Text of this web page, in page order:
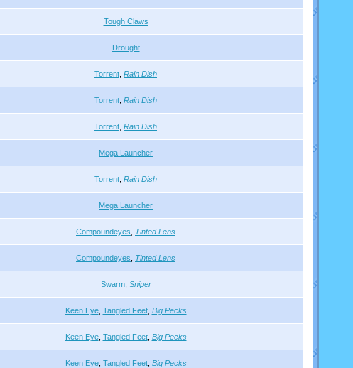
Tough Claws
Drought
Torrent Rain Dish
Torrent Rain Dish
Torrent Rain Dish
Mega Launcher
Torrent Rain Dish
Mega Launcher
Compoundeyes Tinted Lens
Compoundeyes Tinted Lens
Swarm, Sniper
Keen Eye, Tangled Feet, Big Pecks
Keen Eye, Tangled Feet, Big Pecks
Keen Eye, Tangled Feet, Big Pecks